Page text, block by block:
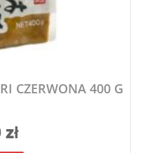
CZERWONA 400 G
zł